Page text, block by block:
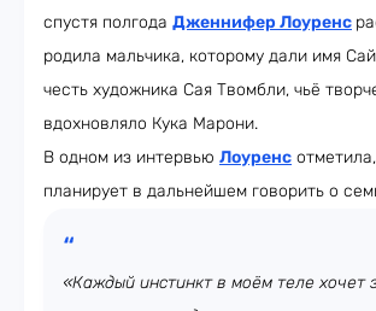
спустя полгода Дженнифер Лоуренс
родила мальчика, которому дали имя
честь художника Сая Твомбли, чьё
вдохновляло Кука Марони.
В одном из интервью Лоуренс
планирует в дальнейшем говорить о
«Каждый инстинкт в моём теле хочет